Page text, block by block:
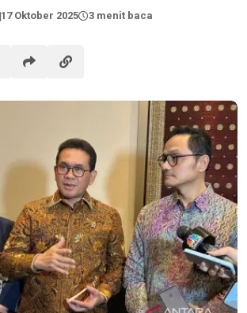
17 Oktober 2025 3 menit baca